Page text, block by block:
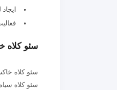
سئو کلاه
سئو کلاه